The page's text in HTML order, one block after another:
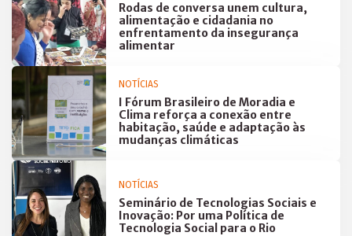
Rodas de conversa unem cultura,
alimentação e cidadania no
enfrentamento da insegurança
alimentar
NOTÍCIAS
I Fórum Brasileiro de Moradia e
Clima reforça a conexão entre
habitação, saúde e adaptação às
mudanças climáticas
NOTÍCIAS
Seminário de Tecnologias Sociais e
Inovação: Por uma Política de
Tecnologia Social para o Rio